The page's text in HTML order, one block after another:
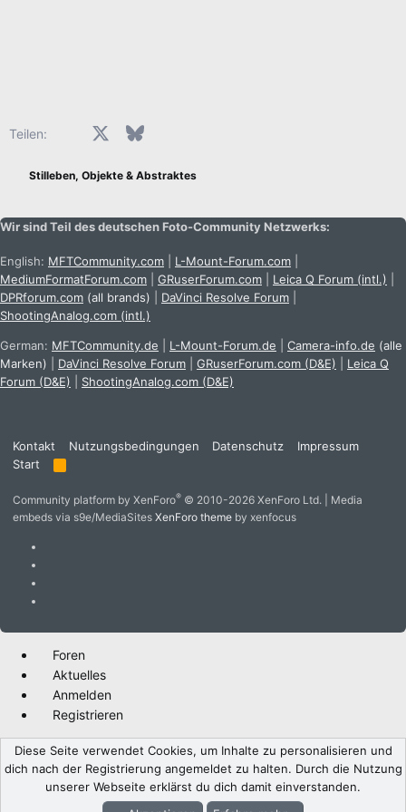
Teilen: FacebookX (Twitter)Bluesky
Stilleben, Objekte & Abstraktes
Wir sind Teil des deutschen Foto-Community Netzwerks:
English: MFTCommunity.com L-Mount-Forum.com
MediumFormatForum.com
GRuserForum.com Leica Q Forum (intl.)
DPRforum.com (all brands) DaVinci Resolve Forum
ShootingAnalog.com (intl.)
German: MFTCommunity.de L-Mount-Forum.de Camera-info.de (alle
Marken)
DaVinci Resolve Forum GRuserForum.com (D&E)
Leica Q
Forum (D&E)
ShootingAnalog.com (D&E)
Kontakt Nutzungsbedingungen Datenschutz
Impressum
Start
R
S
Community platform by XenForo® © 2010-2026 XenForo Ltd.
Media
embeds via s9e/MediaSites XenForo theme by xenfocus
Foren
Aktuelles
Anmelden
Registrieren
Diese Seite verwendet Cookies, um Inhalte zu personalisieren und
dich nach der Registrierung angemeldet zu halten. Durch die Nutzung
unserer Webseite erklärst du dich damit einverstanden.